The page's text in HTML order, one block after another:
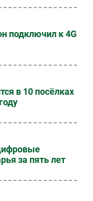
подключил к 4G
в 10 посёлках
за пять лет